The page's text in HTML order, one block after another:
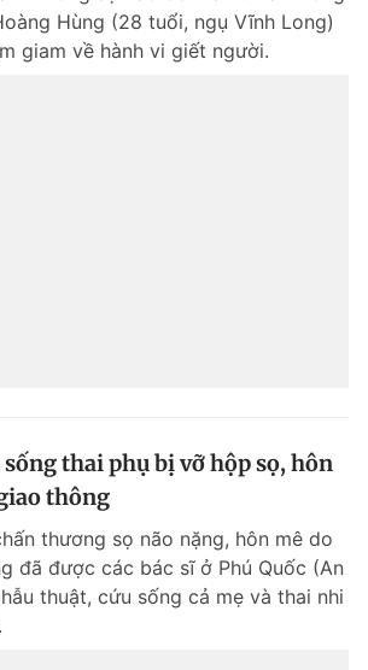
Hùng (28 tuổi, ngụ Vĩnh Long)
giam về hành vi giết người.
sống thai phụ bị vỡ hộp sọ, hôn
thông
thương sọ não nặng, hôn mê do
đã được các bác sĩ ở Phú Quốc (An
thuật, cứu sống cả mẹ và thai nhi